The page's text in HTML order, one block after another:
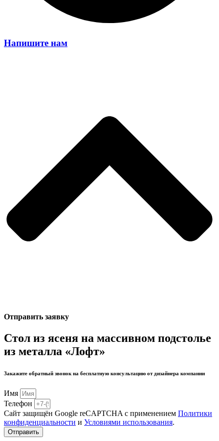
Напишите нам
Отправить заявку
Стол из ясеня на массивном подстолье
из металла «Лофт»
Закажите обратный звонок на бесплатную консультацию от дизайнера компании
Имя
Телефон
Сайт защищён Google reCAPTCHA с применением Политики
конфиденциальности и Условиями использования.
Отправить